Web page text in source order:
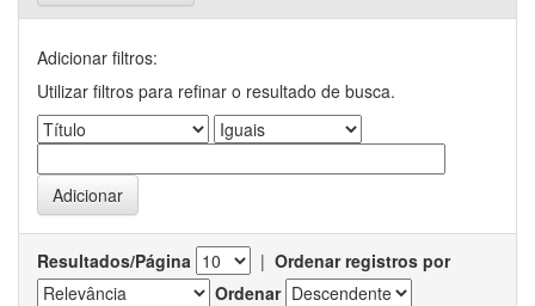
Adicionar filtros:
Utilizar filtros para refinar o resultado de busca.
Resultados/Página | Ordenar registros por
Ordenar